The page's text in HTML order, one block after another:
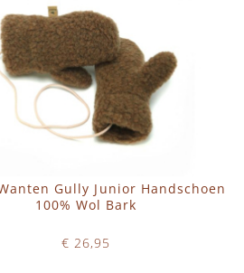
Gully Junior Handschoen
100% Wol Bark
€ 26,95